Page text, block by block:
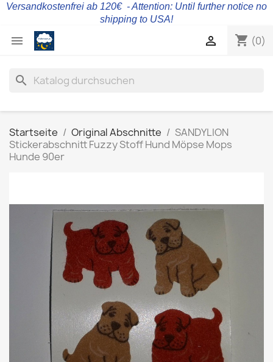
Versandkostenfrei ab 120€ - Attention: Until further notice no
shipping to USA!
 shopping_cart (0)

search
Startseite Original Abschnitte
SANDYLION
Stickerabschnitt Fuzzy Stoff Hund Möpse Mops
Hunde 90er